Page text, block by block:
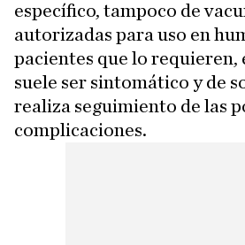
específico, tampoco de
autorizadas para uso en
pacientes que lo
suele ser sintomático y de
realiza seguimiento de las
complicaciones.